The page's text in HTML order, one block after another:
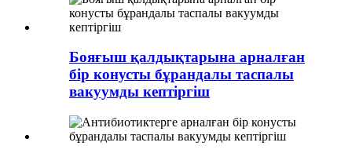
Бояғыш қалдықтарына арналған
бір конусты бұрандалы таспалы
вакуумды кептіргіш